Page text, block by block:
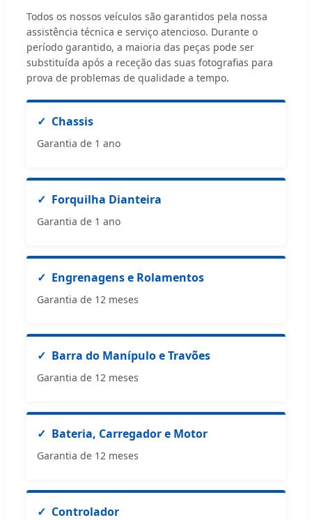
Todos os nossos veículos são garantidos pela nossa
assistência técnica e serviço atencioso. Durante o
período garantido, a maioria das peças pode ser
substituída após a receção das suas fotografias para
prova de problemas de qualidade a tempo.
Chassis
Garantia de 1 ano
Forquilha Dianteira
Garantia de 1 ano
Engrenagens e Rolamentos
Garantia de 12 meses
Barra do Manípulo e Travões
Garantia de 12 meses
Bateria, Carregador e Motor
Garantia de 12 meses
Controlador